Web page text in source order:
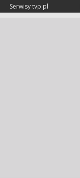
Serwisy tvp.pl